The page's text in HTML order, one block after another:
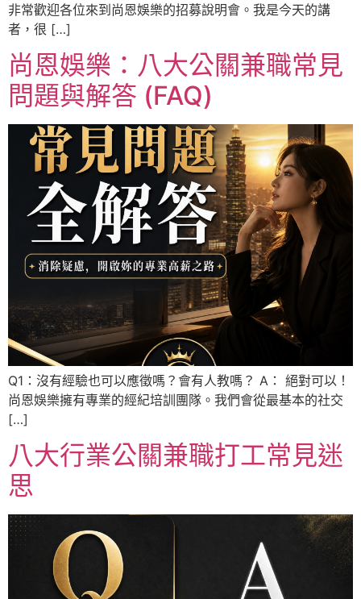
非常歡迎各位來到尚恩娛樂的招募說明會。我是今天的講
者，很 […]
尚恩娛樂：八大公關兼職常見
問題與解答 (FAQ)
Q1：沒有經驗也可以應徵嗎？會有人教嗎？ A： 絕對可以！
尚恩娛樂擁有專業的經紀培訓團隊。我們會從最基本的社交
[…]
八大行業公關兼職打工常見迷
思